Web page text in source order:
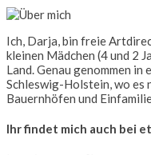
Ich, Darja, bin freie
kleinen Mädchen (4 und 2
Land. Genau genommen
Schleswig-Holstein, wo es
Bauernhöfen und
Ihr findet mich auch bei